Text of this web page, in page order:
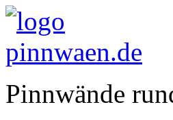
Pinnwände